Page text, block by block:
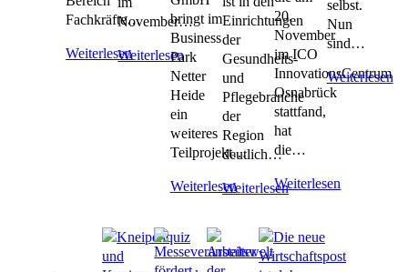
Fachkräfte…
Weiterlesen
November…
Weiterlesen
bringt im
Business
Park
Netter
Heide
ein
weiteres
Teilprojekt…
Weiterlesen
Einrichtungen
der
Gesundheits-
und
Pflegebranche
der
Region
deutlich…
Weiterlesen
20.
November
im ICO
InnovationsCentrum
Osnabrück
stattfand,
hat
die…
Weiterlesen
selbst.
Nun
sind…
Weiterlesen